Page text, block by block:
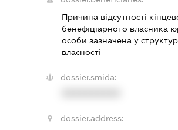
Причина відсутності
бенефіціарного власника
особи зазначена у
власності
dossier.smida:
dossier.address: